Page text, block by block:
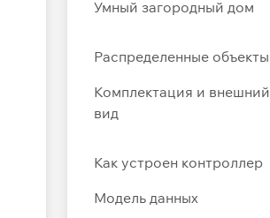
Умный загородный дом
Распределенные объекты
Комплектация и внешний
вид
Как устроен контроллер
Модель данных